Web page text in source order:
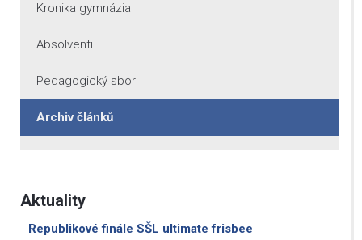
Kronika gymnázia
Absolventi
Pedagogický sbor
Archiv článků
Aktuality
Republikové finále SŠL ultimate frisbee